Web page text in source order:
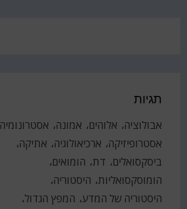
תגיות
אבולוציה אלוהים אמונה
אסטרונומיה
אסטרופיזיקה
ארכיאולוגיה
אתיקה
ביסקסואלים
דת הומואים
הומוסקסואליות היסטוריה
היסטוריה של המדע המפץ הגדול